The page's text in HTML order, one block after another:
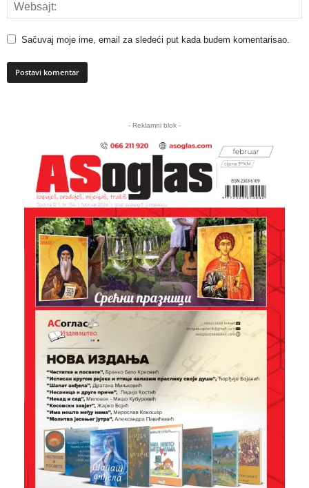
Sačuvaj moje ime, email za sledeći put kada budem komentarisao.
- Reklamni blok -